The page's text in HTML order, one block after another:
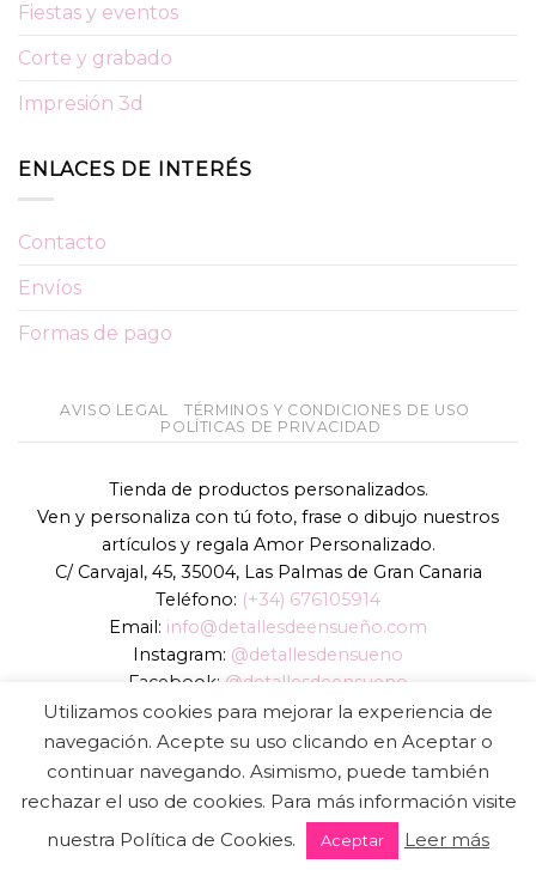
Fiestas y eventos
Corte y grabado
Impresión 3d
ENLACES DE INTERÉS
Contacto
Envíos
Formas de pago
AVISO LEGAL
TÉRMINOS Y CONDICIONES DE USO
POLÍTICAS DE PRIVACIDAD
Tienda de productos personalizados.
Ven y personaliza con tú foto, frase o dibujo nuestros
artículos y regala Amor Personalizado.
C/ Carvajal, 45, 35004, Las Palmas de Gran Canaria
Teléfono: (+34) 676105914
Email: info@detallesdeensueño.com
Instagram: @detallesdensueno
Facebook: @detallesdeensueno
TikTok: @detallesdensueno
Página web:www.detallesdeensueño.com
Copyright 2026 © DIGALOWEB.COM
Utilizamos cookies para mejorar la experiencia de
navegación. Acepte su uso clicando en Aceptar o
continuar navegando. Asimismo, puede también
rechazar el uso de cookies. Para más información visite
nuestra Política de Cookies.
Aceptar Leer más